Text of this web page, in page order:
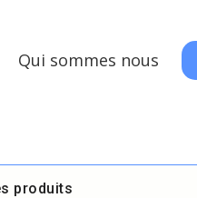
Qui sommes nous
produits